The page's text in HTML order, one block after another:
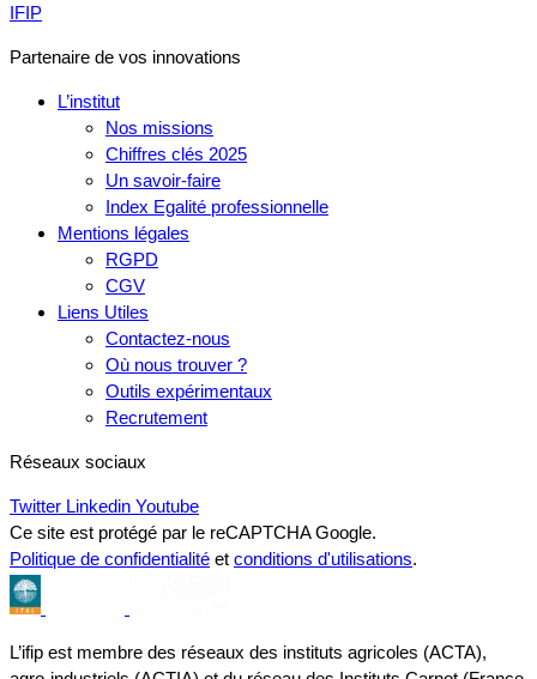
IFIP
Partenaire de vos innovations
L’institut
Nos missions
Chiffres clés 2025
Un savoir-faire
Index Egalité professionnelle
Mentions légales
RGPD
CGV
Liens Utiles
Contactez-nous
Où nous trouver ?
Outils expérimentaux
Recrutement
Réseaux sociaux
Twitter Linkedin Youtube
Ce site est protégé par le reCAPTCHA Google.
Politique de confidentialité et conditions d'utilisations.
L’ifip est membre des réseaux des instituts agricoles (ACTA),